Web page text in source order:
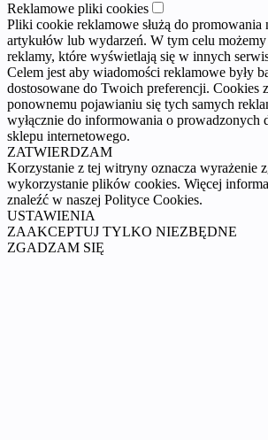
Reklamowe pliki cookies
Pliki cookie reklamowe służą do promowania
artykułów lub wydarzeń. W tym celu
reklamy, które wyświetlają się w innych
Celem jest aby wiadomości reklamowe były
dostosowane do Twoich preferencji. Cookies
ponownemu pojawianiu się tych samych
wyłącznie do informowania o prowadzonych
sklepu internetowego.
ZATWIERDZAM
Korzystanie z tej witryny oznacza wyrażenie
wykorzystanie plików cookies. Więcej
znaleźć w naszej Polityce Cookies.
USTAWIENIA
ZAAKCEPTUJ TYLKO NIEZBĘDNE
ZGADZAM SIĘ